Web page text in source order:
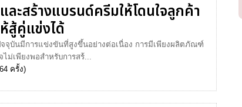
ะสร้างแบรนด์ครีมให้โดนใจลูกค้า
ห้สู้คู่แข่งได้
จุบันมีการแข่งขันที่สูงขึ้นอย่างต่อเนื่อง การมีเพียงผลิตภัณฑ์
เพียงพอสำหรับการสร้...
ครั้ง)